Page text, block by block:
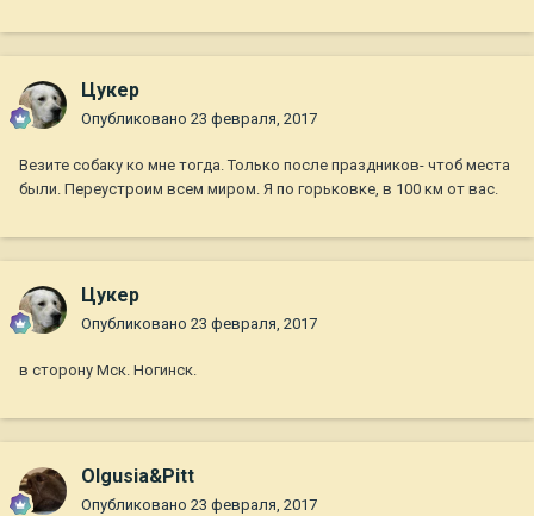
Цукер
Опубликовано 23 февраля, 2017
Везите собаку ко мне тогда. Только после праздников- чтоб места
были. Переустроим всем миром. Я по горьковке, в 100 км от вас.
Цукер
Опубликовано 23 февраля, 2017
в сторону Мск. Ногинск.
Olgusia&Pitt
Опубликовано 23 февраля, 2017